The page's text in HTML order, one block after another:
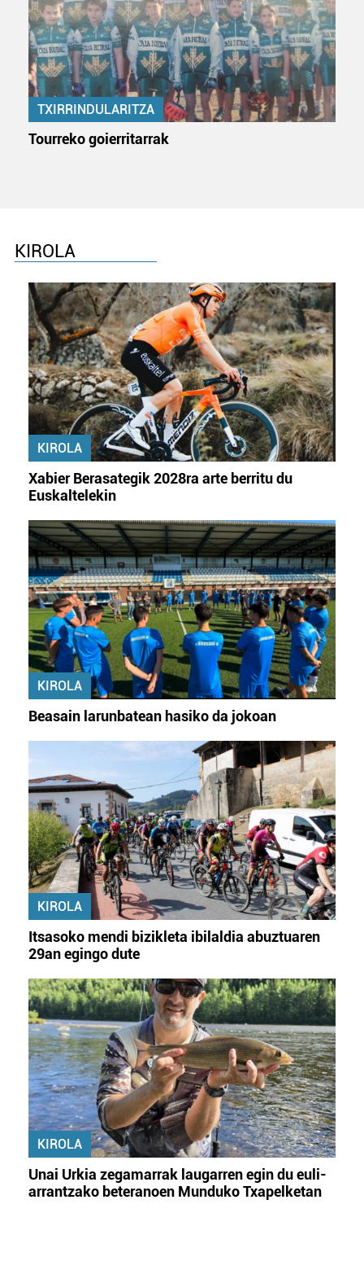
TXIRRINDULARITZA
Tourreko goierritarrak
KIROLA
KIROLA
Xabier Berasategik 2028ra arte berritu du
Euskaltelekin
KIROLA
Beasain larunbatean hasiko da jokoan
KIROLA
Itsasoko mendi bizikleta ibilaldia abuztuaren
29an egingo dute
KIROLA
Unai Urkia zegamarrak laugarren egin du euli-
arrantzako beteranoen Munduko Txapelketan